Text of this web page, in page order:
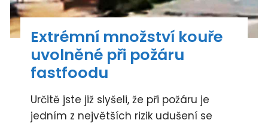
Extrémní množství kouře
uvolněné při požáru
fastfoodu
Určitě jste již slyšeli, že při požáru je
jedním z největších rizik udušení se